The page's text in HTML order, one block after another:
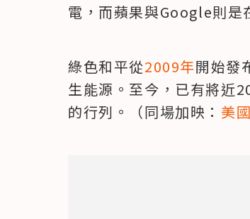
電，而蘋果與Google則是
綠色和平從2009年開始發
生能源。至今，已有將近
的行列。（同場加映： 美